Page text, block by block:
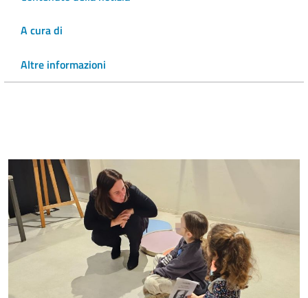
A cura di
Altre informazioni